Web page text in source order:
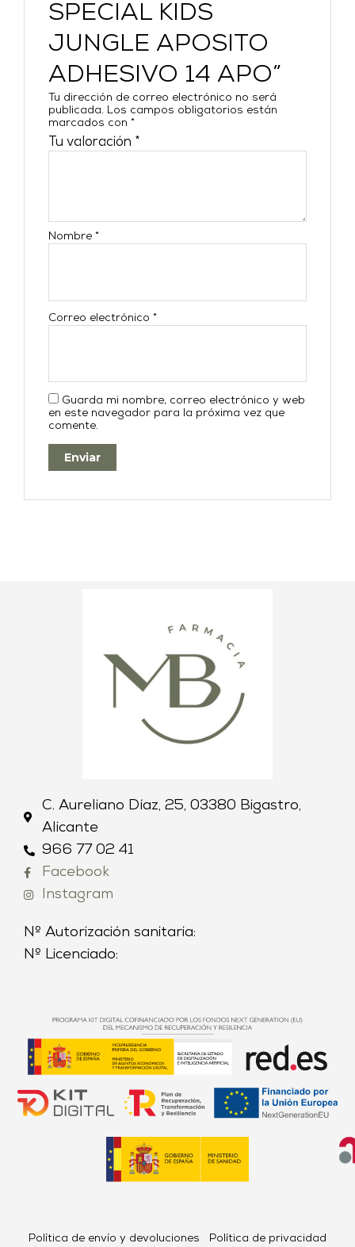
SPECIAL KIDS
JUNGLE APOSITO
ADHESIVO 14 APO”
Tu dirección de correo electrónico no será
publicada. Los campos obligatorios están
marcados con*
Tu valoración *
Nombre*
Correo electrónico*
Guarda mi nombre, correo electrónico y web
en este navegador para la próxima vez que
comente.
C. Aureliano Díaz, 25, 03380 Bigastro,
Alicante
966 77 02 41
Facebook
Instagram
Nº Autorización sanitaria:
Nº Licenciado:
Política de envío y devoluciones Política de privacidad